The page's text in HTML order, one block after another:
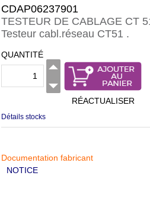
CDAP06237901
TESTEUR DE CABLAGE CT
Testeur cabl.réseau CT51 .
QUANTITÉ
RÉACTUALISER
Détails stocks
Documentation fabricant
NOTICE